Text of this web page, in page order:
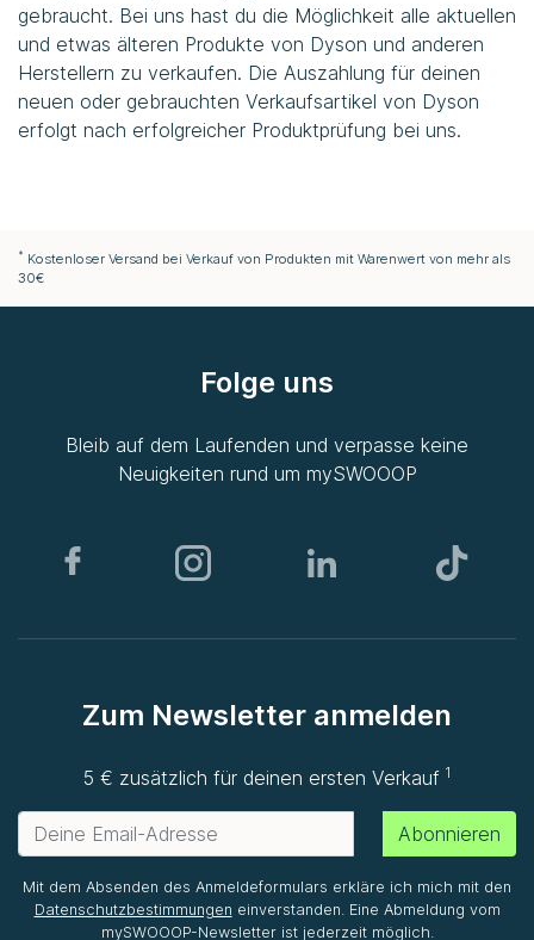
gebraucht. Bei uns hast du die Möglichkeit alle aktuellen
und etwas älteren Produkte von Dyson und anderen
Herstellern zu verkaufen. Die Auszahlung für deinen
neuen oder gebrauchten Verkaufsartikel von Dyson
erfolgt nach erfolgreicher Produktprüfung bei uns.
* Kostenloser Versand bei Verkauf von Produkten mit Warenwert von mehr als
30€
Folge uns
Bleib auf dem Laufenden und verpasse keine
Neuigkeiten rund um mySWOOOP
Zum Newsletter anmelden
5 € zusätzlich für deinen ersten Verkauf1
Abonnieren
Mit dem Absenden des Anmeldeformulars erkläre ich mich mit den
Datenschutzbestimmungen einverstanden. Eine Abmeldung vom
mySWOOOP-Newsletter ist jederzeit möglich.